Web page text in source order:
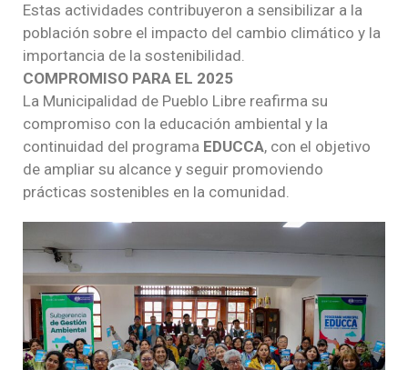
Estas actividades contribuyeron a sensibilizar a la
población sobre el impacto del cambio climático y la
importancia de la sostenibilidad.
COMPROMISO PARA EL 2025
La Municipalidad de Pueblo Libre reafirma su
compromiso con la educación ambiental y la
continuidad del programa EDUCCA, con el objetivo
de ampliar su alcance y seguir promoviendo
prácticas sostenibles en la comunidad.